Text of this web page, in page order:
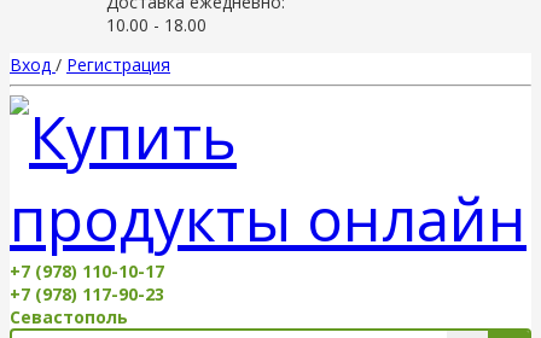
10.00 - 18.00
Вход / Регистрация
+7 (978) 110-10-17
+7 (978) 117-90-23
Севастополь